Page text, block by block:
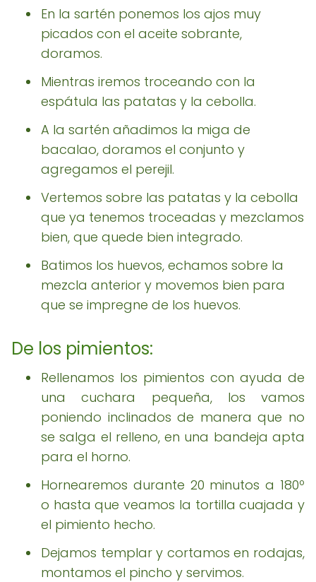
En la sartén ponemos los ajos muy
picados con el aceite sobrante,
doramos.
Mientras iremos troceando con la
espátula las patatas y la cebolla.
A la sartén añadimos la miga de
bacalao, doramos el conjunto y
agregamos el perejil.
Vertemos sobre las patatas y la cebolla
que ya tenemos troceadas y mezclamos
bien, que quede bien integrado.
Batimos los huevos, echamos sobre la
mezcla anterior y movemos bien para
que se impregne de los huevos.
De los pimientos:
Rellenamos los pimientos con ayuda de
una cuchara pequeña, los vamos
poniendo inclinados de manera que no
se salga el relleno, en una bandeja apta
para el horno.
Hornearemos durante 20 minutos a 180º
o hasta que veamos la tortilla cuajada y
el pimiento hecho.
Dejamos templar y cortamos en rodajas,
montamos el pincho y servimos.